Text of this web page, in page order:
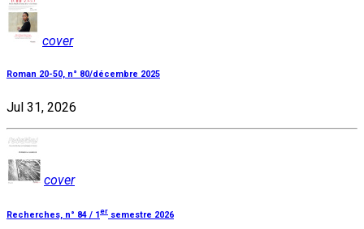
cover
Roman 20-50, n° 80/décembre 2025
Jul 31, 2026
cover
Recherches, n° 84 / 1 er semestre 2026